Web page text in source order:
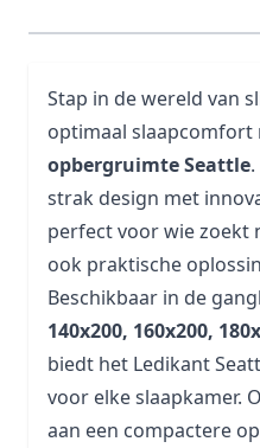
Stap in de wereld van
optimaal slaapcomfort
opbergruimte Seattle
strak design met
perfect voor wie zoekt
ook praktische
Beschikbaar in de
140x200, 160x200,
biedt het Ledikant
voor elke slaapkamer.
aan een compactere